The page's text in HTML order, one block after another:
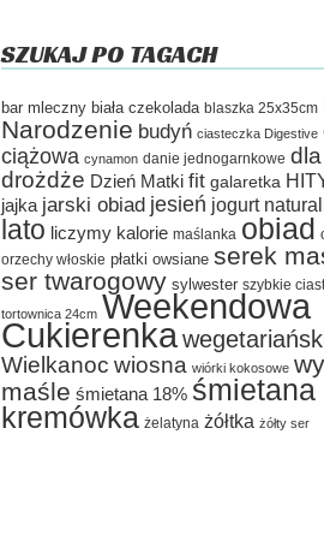
SZUKAJ PO TAGACH
bar mleczny biała czekolada blaszka 25x35cm
Narodzenie budyń ciasteczka Digestive
ciążowa cynamon danie jednogarnkowe
drożdże Dzień Matki fit galaretka
jajka jarski obiad jesień jogurt
lato liczymy kalorie maślanka obiad
orzechy włoskie płatki owsiane serek
ser twarogowy sylwester szybkie
tortownica 24cm Weekendowa
Cukierenka
Wielkanoc wiosna wiórki kokosowe
maśle śmietana 18% śmietana
kremówka żelatyna żółtka żółty ser